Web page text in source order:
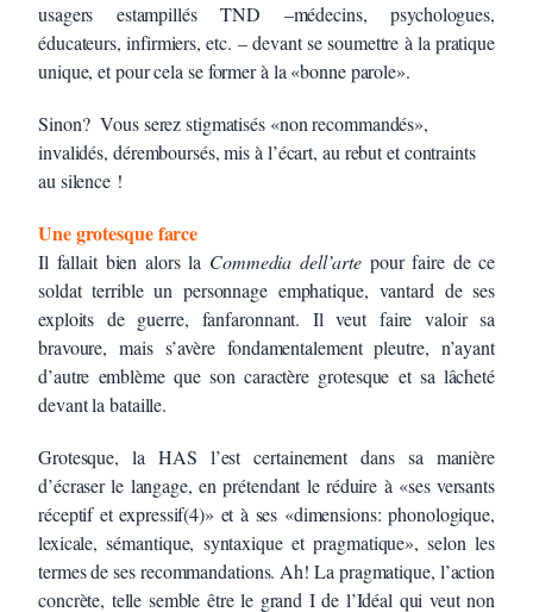
usagers estampillés TND –médecins, psychologues,
éducateurs, infirmiers, etc. – devant se soumettre à la pratique
unique, et pour cela se former à la «bonne parole».
Sinon? Vous serez stigmatisés «non recommandés»,
invalidés, déremboursés, mis à l’écart, au rebut et contraints
au silence !
Une grotesque farce
Il fallait bien alors la Commedia dell’arte pour faire de ce
soldat terrible un personnage emphatique, vantard de ses
exploits de guerre, fanfaronnant. Il veut faire valoir sa
bravoure, mais s’avère fondamentalement pleutre, n’ayant
d’autre emblème que son caractère grotesque et sa lâcheté
devant la bataille.
Grotesque, la HAS l’est certainement dans sa manière
d’écraser le langage, en prétendant le réduire à «ses versants
réceptif et expressif(4)» et à ses «dimensions: phonologique,
lexicale, sémantique, syntaxique et pragmatique», selon les
termes de ses recommandations. Ah! La pragmatique, l’action
concrète, telle semble être le grand I de l’Idéal qui veut non